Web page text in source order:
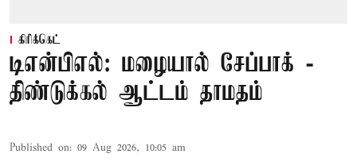
கிரிக்கெட்
டிஎன்பிஎல்: மழையால் சேப்பாக் -
திண்டுக்கல் ஆட்டம் தாமதம்
Published on: 09 Aug 2026, 10:05 am